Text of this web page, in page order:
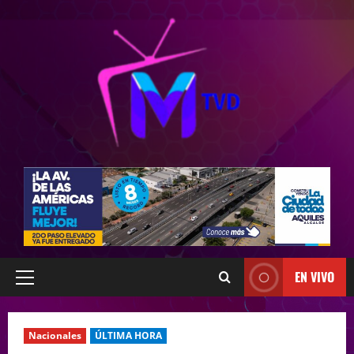
EN VIVO
Nacionales ÚLTIMA HORA